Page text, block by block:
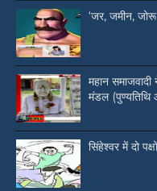
‘जर, जमीन,
महान
मंडल
सिंहेश्वर में दो